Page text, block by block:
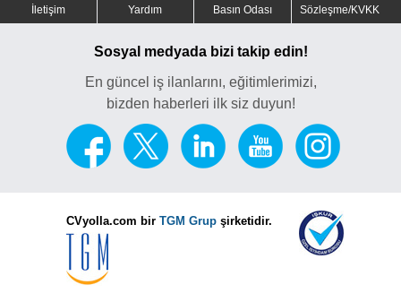
İletişim Yardım Basın Odası Sözleşme/KVKK
Sosyal medyada bizi takip edin!
En güncel iş ilanlarını, eğitimlerimizi,
bizden haberleri ilk siz duyun!
CVyolla.com bir TGM Grup şirketidir.